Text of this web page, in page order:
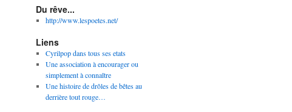
Du rêve...
http://www.lespoetes.net/
Liens
Cyrilpop dans tous ses etats
Une association à encourager ou
simplement à connaître
Une histoire de drôles de bêtes au
derrière tout rouge…